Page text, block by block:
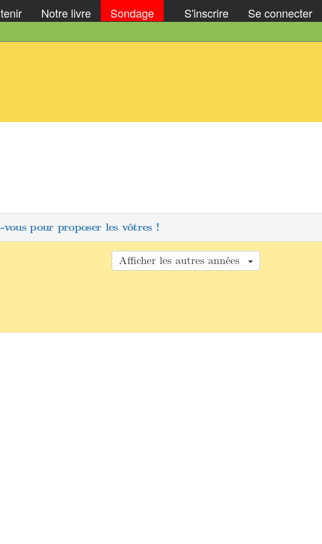
Notre livre Sondage S'inscrire Se connecter
vous pour proposer les vôtres !
Afficher les autres années